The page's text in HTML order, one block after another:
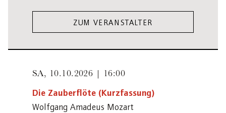
ZUM VERANSTALTER
SA, 10.10.2026 | 16:00
Die Zauberflöte (Kurzfassung)
Wolfgang Amadeus Mozart